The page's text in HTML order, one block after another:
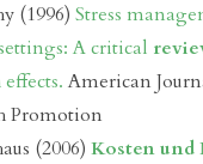
(1996) Stress
A critical
American
Promotion
(2006) Kosten und